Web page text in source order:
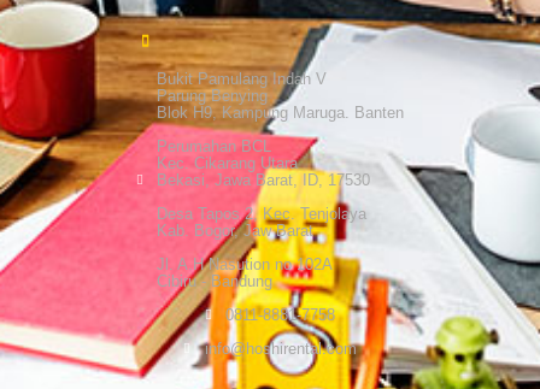
Bukit Pamulang Indah V
Parung Benying
Blok H9, Kampung Maruga. Banten
Perumahan BCL
Kec. Cikarang Utara
Bekasi, Jawa Barat, ID, 17530
Desa Tapos 2, Kec. Tenjolaya
Kab. Bogor, Jaw Barat
Jl. A.H Nasution no 102A
Cibiru - Bandung
0811-8881-7758
info@hoshirental.com